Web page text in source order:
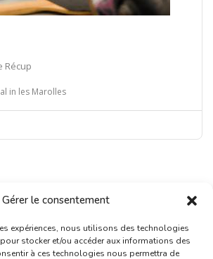
Gérer le consentement
expériences, nous utilisons des technologies
stocker et/ou accéder aux informations des
à ces technologies nous permettra de
Récup
in les Marolles